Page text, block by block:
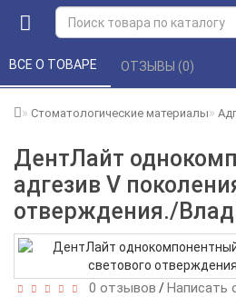
Стоматологические материалы
ДентЛайт
адгезив V
отверждения./
ВСЕ О ТОВАРЕ ОТЗЫВЫ (0)
0 отзывов /Написать